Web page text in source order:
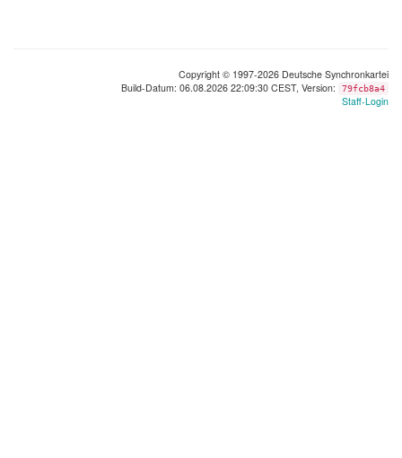
Copyright © 1997-2026 Deutsche Synchronkartei
Build-Datum: 06.08.2026 22:09:30 CEST, Version:
79fcb8a4
Staff-Login